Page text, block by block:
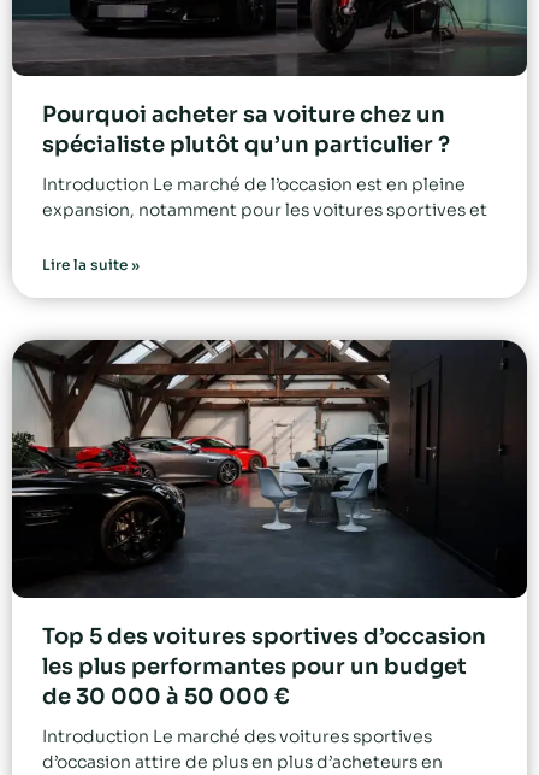
Pourquoi acheter sa voiture chez un
spécialiste plutôt qu’un particulier ?
Introduction Le marché de l’occasion est en pleine
expansion, notamment pour les voitures sportives et
Lire la suite »
Top 5 des voitures sportives d’occasion
les plus performantes pour un budget
de 30 000 à 50 000 €
Introduction Le marché des voitures sportives
d’occasion attire de plus en plus d’acheteurs en